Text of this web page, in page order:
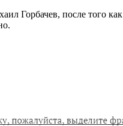
Горбачев, после того